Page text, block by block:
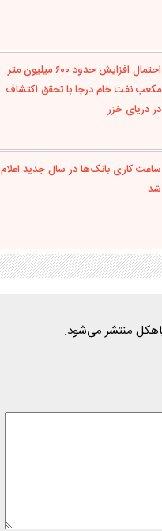
احتمال افزایش حدود ۶۰۰ میلیون متر
مکعب نفت خام درجا با تحقق اکتشاف
در دریای خزر
ساعت کاری بانک‌ها در سال جدید اعلام
شد